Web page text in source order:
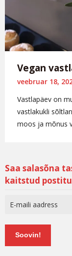
Vegan
veebruar 18,
Vastlapäev on
vastlakukli
moos ja mõnus
Saa salasõna
kaitstud
Soovin!